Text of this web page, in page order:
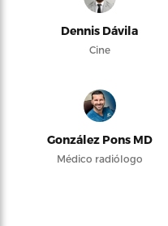
Dennis Dávila
Cine
González Pons MD
Médico radiólogo